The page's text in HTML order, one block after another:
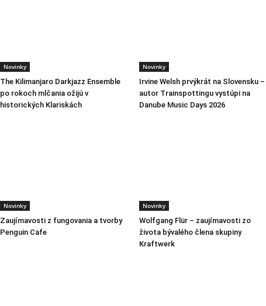
Novinky
The Kilimanjaro Darkjazz Ensemble
po rokoch mlčania ožijú v
historických Klariskách
Novinky
Irvine Welsh prvýkrát na Slovensku –
autor Trainspottingu vystúpi na
Danube Music Days 2026
Novinky
Zaujímavosti z fungovania a tvorby
Penguin Cafe
Novinky
Wolfgang Flür – zaujímavosti zo
života bývalého člena skupiny
Kraftwerk